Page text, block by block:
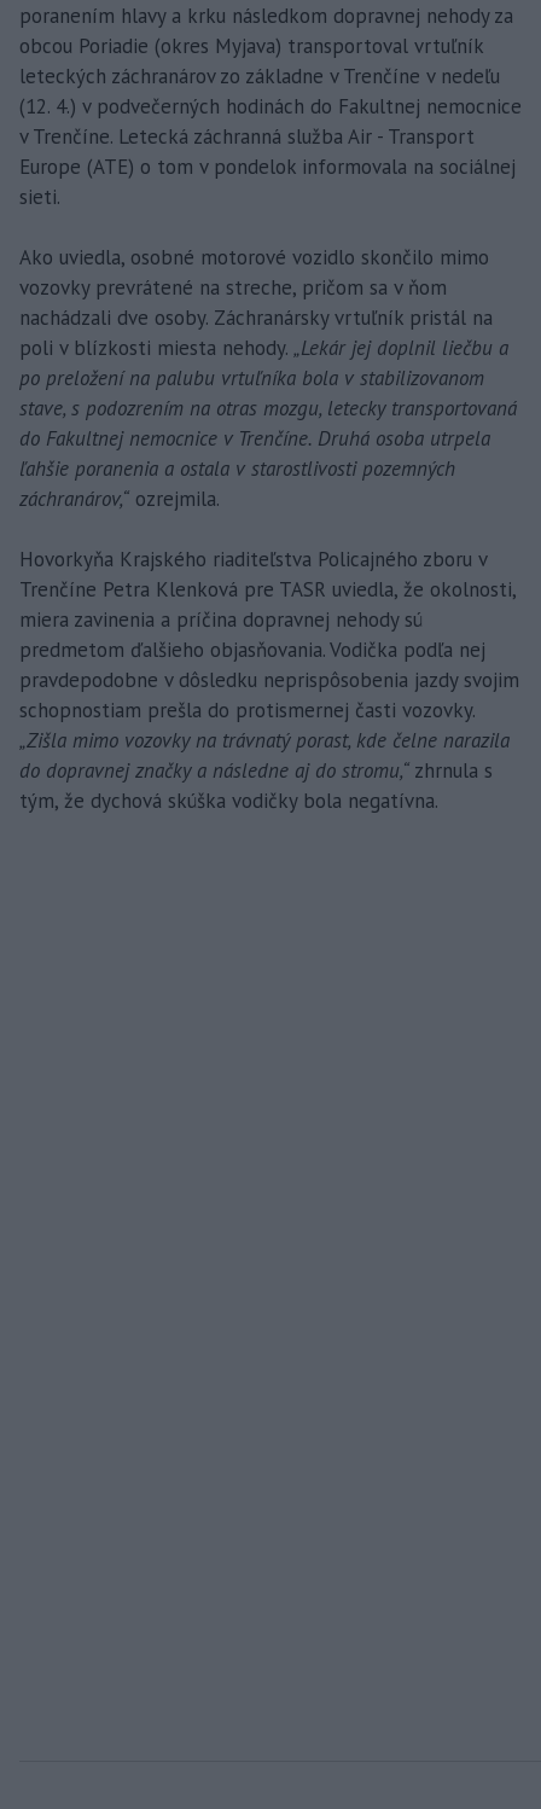
poranením hlavy a krku následkom dopravnej nehody za
obcou Poriadie (okres Myjava) transportoval vrtuľník
leteckých záchranárov zo základne v Trenčíne v nedeľu
(12. 4.) v podvečerných hodinách do Fakultnej nemocnice
v Trenčíne. Letecká záchranná služba Air - Transport
Europe (ATE) o tom v pondelok informovala na sociálnej
sieti.
Ako uviedla, osobné motorové vozidlo skončilo mimo
vozovky prevrátené na streche, pričom sa v ňom
nachádzali dve osoby. Záchranársky vrtuľník pristál na
poli v blízkosti miesta nehody. „Lekár jej doplnil liečbu a
po preložení na palubu vrtuľníka bola v stabilizovanom
stave, s podozrením na otras mozgu, letecky transportovaná
do Fakultnej nemocnice v Trenčíne. Druhá osoba utrpela
ľahšie poranenia a ostala v starostlivosti pozemných
záchranárov,“ ozrejmila.
Hovorkyňa Krajského riaditeľstva Policajného zboru v
Trenčíne Petra Klenková pre TASR uviedla, že okolnosti,
miera zavinenia a príčina dopravnej nehody sú
predmetom ďalšieho objasňovania. Vodička podľa nej
pravdepodobne v dôsledku neprispôsobenia jazdy svojim
schopnostiam prešla do protismernej časti vozovky.
„Zišla mimo vozovky na trávnatý porast, kde čelne narazila
do dopravnej značky a následne aj do stromu,“ zhrnula s
tým, že dychová skúška vodičky bola negatívna.